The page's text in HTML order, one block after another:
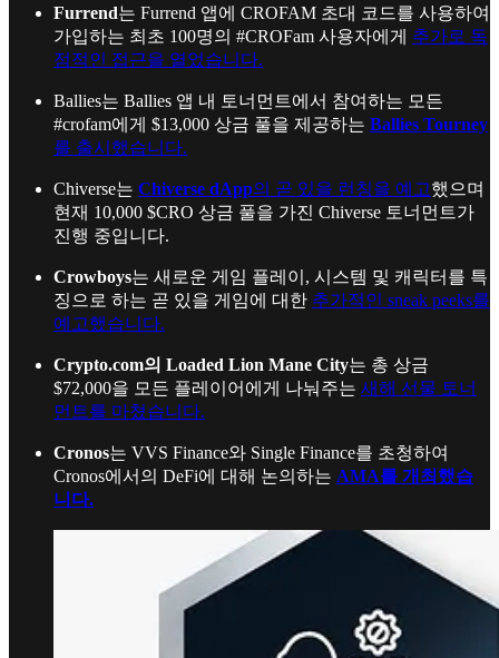
Furrend는 Furrend 앱에 CROFAM 초대 코드를 사용하여
가입하는 최초 100명의 #CROFam 사용자에게 추가로 독
점적인 접근을 열었습니다.
Ballies는 Ballies 앱 내 토너먼트에서 참여하는 모든
#crofam에게 $13,000 상금 풀을 제공하는 Ballies Tourney
를 출시했습니다.
Chiverse는 Chiverse dApp의 곧 있을 런칭을 예고했으며
현재 10,000 $CRO 상금 풀을 가진 Chiverse 토너먼트가
진행 중입니다.
Crowboys는 새로운 게임 플레이, 시스템 및 캐릭터를 특
징으로 하는 곧 있을 게임에 대한 추가적인 sneak peeks를
예고했습니다.
Crypto.com의 Loaded Lion Mane City는 총 상금
$72,000을 모든 플레이어에게 나눠주는 새해 선물 토너
먼트를 마쳤습니다.
Cronos는 VVS Finance와 Single Finance를 초청하여
Cronos에서의 DeFi에 대해 논의하는 AMA를 개최했습
니다.